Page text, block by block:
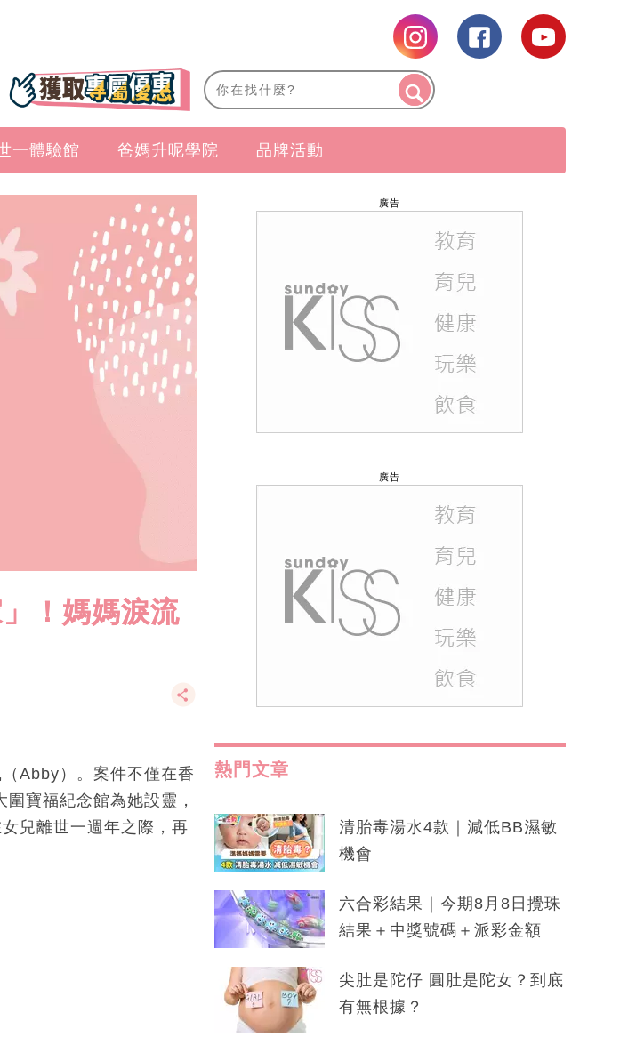
一體驗館 爸媽升呢學院 品牌活動
！媽媽淚流
Abby）。案件不僅在香
寶福紀念館為她設靈，
兒離世一週年之際，再
廣告
廣告
熱門文章
清胎毒湯水4款｜減低BB濕敏
機會
六合彩結果｜今期8月8日攪珠
結果＋中獎號碼＋派彩金額
尖肚是陀仔 圓肚是陀女？到底
有無根據？